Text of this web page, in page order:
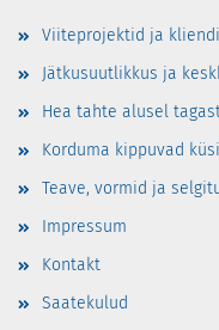
Viiteprojektid ja
Jätkusuutlikkus ja
Hea tahte alusel
Korduma kippuvad
Teave, vormid ja
Impressum
Kontakt
Saatekulud